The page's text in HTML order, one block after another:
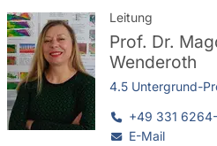
Leitung
Prof. Dr.
Wenderoth
4.5 Untergrund-
+49 331
E-Mail